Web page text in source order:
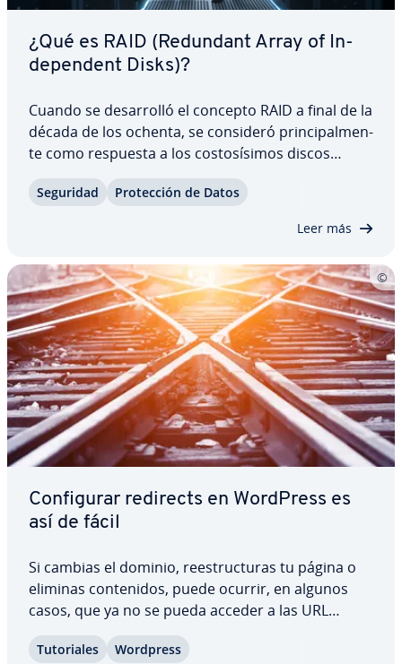
¿Qué es RAID (Redundant Array of In­
de­pe­n­de­nt Disks)?
Cuando se de­sa­rro­lló el concepto RAID a final de la
década de los ochenta, se consideró pri­n­ci­pa­l­me­n­
te como respuesta a los co­s­to­sí­si­mos discos
cuestión ha pasado a un segundo plano, el al­ma­
Seguridad Pro­te­c­ción de Datos
Leer más
Co­n­fi­gu­rar redirects en WordPress es
así de fácil
Si cambias el dominio, re­es­tru­c­tu­ras tu página o
eliminas co­n­te­ni­dos, puede ocurrir, en algunos
casos, que ya no se pueda acceder a las URL
WordPress, se co­n­fi­gu­ran ma­nua­l­me­n­te o con un
Tu­to­ria­les Wordpress